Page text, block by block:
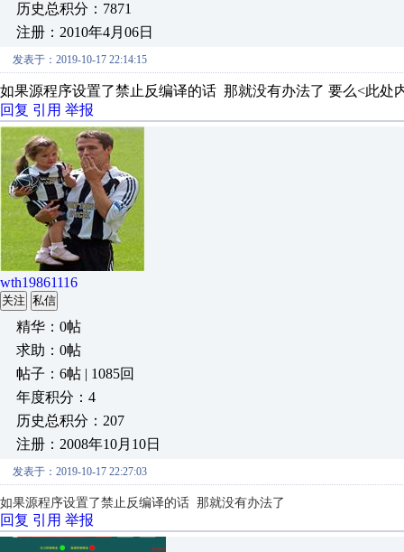
历史总积分：7871
注册：2010年4月06日
发表于：2019-10-17 22:14:15
如果源程序设置了禁止反编译的话 那就没有办法了 要么<此处
回复 引用 举报
wth19861116
关注 私信
精华：0帖
求助：0帖
帖子：6帖 | 1085回
年度积分：4
历史总积分：207
注册：2008年10月10日
发表于：2019-10-17 22:27:03
如果源程序设置了禁止反编译的话 那就没有办法了
回复 引用 举报